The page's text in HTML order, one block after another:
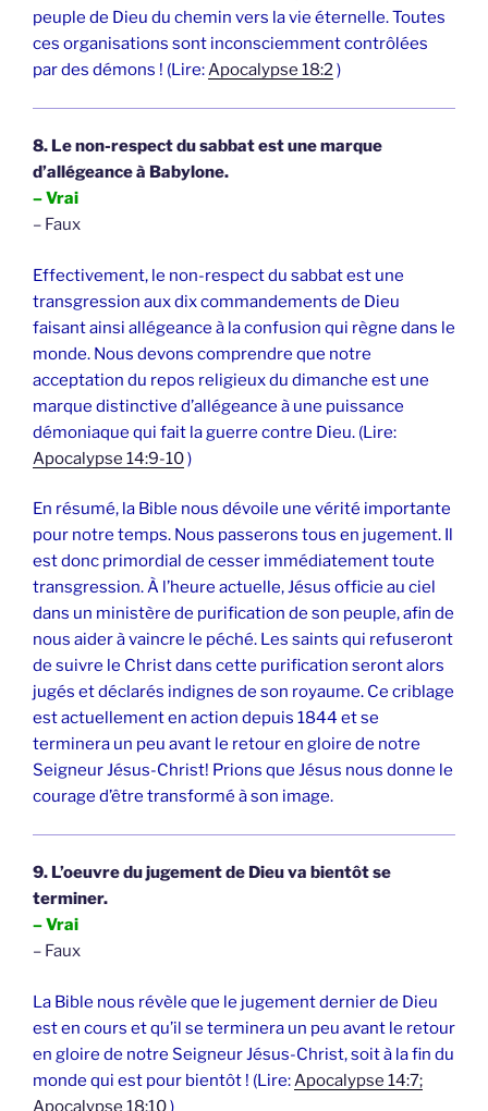
peuple de Dieu du chemin vers la vie éternelle. Toutes
ces organisations sont inconsciemment contrôlées
par des démons ! (Lire:Apocalypse 18:2)
8. Le non-respect du sabbat est une marque
d’allégeance à Babylone.
– Vrai
– Faux
Effectivement, le non-respect du sabbat est une
transgression aux dix commandements de Dieu
faisant ainsi allégeance à la confusion qui règne dans le
monde. Nous devons comprendre que notre
acceptation du repos religieux du dimanche est une
marque distinctive d’allégeance à une puissance
démoniaque qui fait la guerre contre Dieu. (Lire:
Apocalypse 14:9-10)
En résumé, la Bible nous dévoile une vérité importante
pour notre temps. Nous passerons tous en jugement. Il
est donc primordial de cesser immédiatement toute
transgression. À l’heure actuelle, Jésus officie au ciel
dans un ministère de purification de son peuple, afin de
nous aider à vaincre le péché. Les saints qui refuseront
de suivre le Christ dans cette purification seront alors
jugés et déclarés indignes de son royaume. Ce criblage
est actuellement en action depuis 1844 et se
terminera un peu avant le retour en gloire de notre
Seigneur Jésus-Christ! Prions que Jésus nous donne le
courage d’être transformé à son image.
9. L’oeuvre du jugement de Dieu va bientôt se
terminer.
– Vrai
– Faux
La Bible nous révèle que le jugement dernier de Dieu
est en cours et qu’il se terminera un peu avant le retour
en gloire de notre Seigneur Jésus-Christ, soit à la fin du
monde qui est pour bientôt ! (Lire: Apocalypse 14:7;
Apocalypse 18:10)